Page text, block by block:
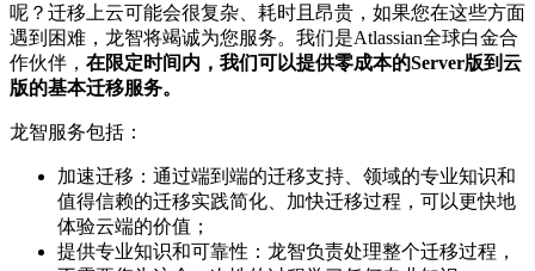
呢？迁移上云可能会很复杂、耗时且昂贵，如果您在这些方面
遇到困难，龙智将竭诚为您服务。我们是Atlassian全球白金合
作伙伴， 在限定时间内，我们可以提供零成本的Server版到云
版的基本迁移服务。
龙智服务包括：
加速迁移：通过端到端的迁移支持、领域的专业知识和
值得信赖的迁移实践简化、加快迁移过程，可以更快地
体验云端的价值；
提供专业知识和可靠性：龙智负责处理整个迁移过程，